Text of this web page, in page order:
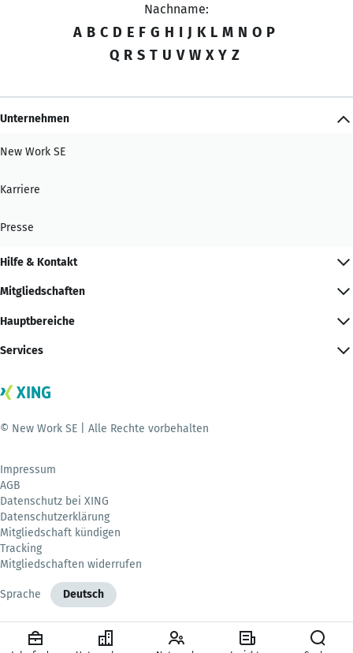
Nachname:
A B C D E F G H I J K L M N O P
Q R S T U V W X Y Z
Unternehmen
New Work SE
Karriere
Presse
Hilfe & Kontakt
Mitgliedschaften
Hauptbereiche
Services
© New Work SE | Alle Rechte vorbehalten
Impressum
AGB
Datenschutz bei XING
Datenschutzerklärung
Mitgliedschaft kündigen
Tracking
Mitgliedschaften widerrufen
Sprache Deutsch